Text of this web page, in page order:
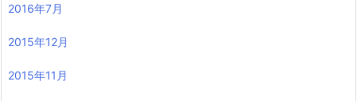
2016年7月
2015年12月
2015年11月